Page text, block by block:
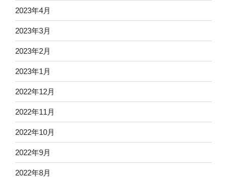
2023年4月
2023年3月
2023年2月
2023年1月
2022年12月
2022年11月
2022年10月
2022年9月
2022年8月